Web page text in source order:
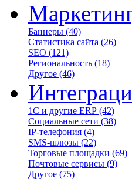
Баннеры (40)
Статистика сайта (26)
SEO (121)
Региональность (18)
Другое (46)
1С и другие ERP (42)
Социальные сети (38)
IP-телефония (4)
SMS-шлюзы (22)
Торговые площадки (69)
Почтовые сервисы (9)
Другое (75)